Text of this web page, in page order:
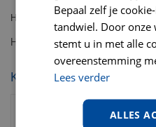
Hills sp cat mp pouch adult poultry
Hill's sp cat mp adult pouch
KIJK OOK EENS NAAR:
Bepaal zelf je
tandwiel. Door onze
stemt u in met alle
overeenstemming
Lees verder
ALLES